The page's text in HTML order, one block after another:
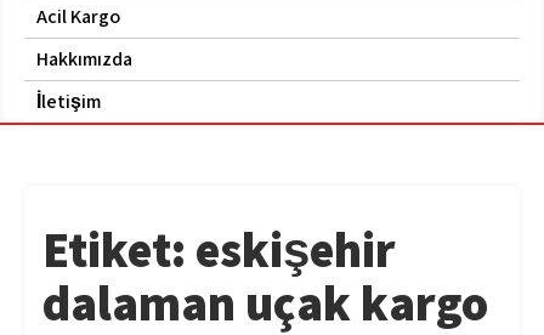
Acil Kargo
Hakkımızda
İletişim
Etiket: eskişehir
dalaman uçak kargo